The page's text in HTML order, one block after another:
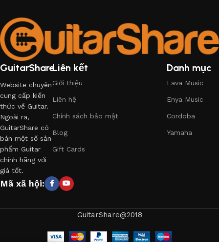
GuitarShare
Website chuyên
cung cấp kiến
thức về Guitar.
Ngoài ra,
GuitarShare có
bán một số sản
phẩm Guitar
chính hãng với
giá tốt.
Liên kết
Giới thiệu
Liên hệ
Chính sách bảo mật
Blog
Gift Cards
Danh mục
Lava Music
Enya Music
Cordoba
Yamaha
Mã xã hội:
GuitarShare@2018